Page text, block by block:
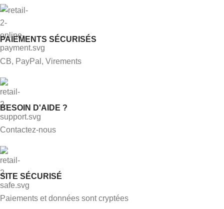
PAIEMENTS SÉCURISÉS
CB, PayPal, Virements
BESOIN D'AIDE ?
Contactez-nous
SITE SÉCURISÉ
Paiements et données sont cryptées